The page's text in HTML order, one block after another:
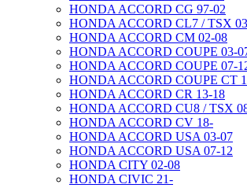
HONDA ACCORD CG 97-02
HONDA ACCORD CL7 / TSX
HONDA ACCORD CM 02-08
HONDA ACCORD COUPE 03-
HONDA ACCORD COUPE 07-
HONDA ACCORD COUPE CT
HONDA ACCORD CR 13-18
HONDA ACCORD CU8 / TSX
HONDA ACCORD CV 18-
HONDA ACCORD USA 03-07
HONDA ACCORD USA 07-12
HONDA CITY 02-08
HONDA CIVIC 21-